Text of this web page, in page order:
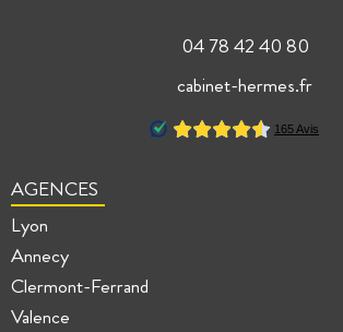
04 78 42 40 80
cabinet-hermes.fr
AGENCES
Lyon
Annecy
Clermont-Ferrand
Valence